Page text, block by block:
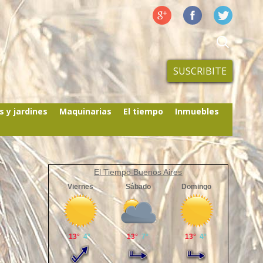
SUSCRIBITE
y jardines Maquinarias El tiempo Inmuebles
El Tiempo Buenos Aires